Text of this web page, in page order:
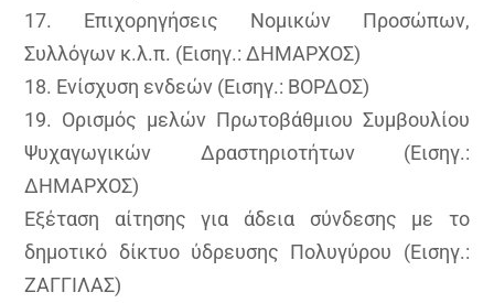
17. Επιχορηγήσεις Νομικών Προσώπων,
Συλλόγων κ.λ.π. (Εισηγ.: ΔΗΜΑΡΧΟΣ)
18. Ενίσχυση ενδεών (Εισηγ.: ΒΟΡΔΟΣ)
19. Ορισμός μελών Πρωτοβάθμιου Συμβουλίου
Ψυχαγωγικών Δραστηριοτήτων (Εισηγ.:
ΔΗΜΑΡΧΟΣ)
Εξέταση αίτησης για άδεια σύνδεσης με το
δημοτικό δίκτυο ύδρευσης Πολυγύρου (Εισηγ.:
ΖΑΓΓΙΛΑΣ)